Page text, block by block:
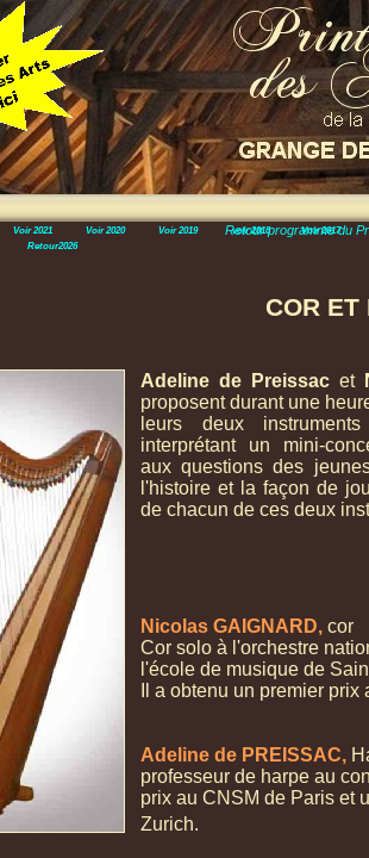
Voir 2021 Voir 2020 Voir 2019 voir 2018
Voir 2017
Retour2026
COR ET
Retour programme du
Adeline de Preissac et
proposent durant une
leurs deux
interprétant un mini-
aux questions des
l'histoire et la façon de
de chacun de ces deux
Nicolas GAIGNARD, cor
Cor solo à l'orchestre
l'école de musique de
Il a obtenu un premier
Adeline de PREISSAC,
professeur de harpe au
prix au CNSM de Paris et
Zurich.